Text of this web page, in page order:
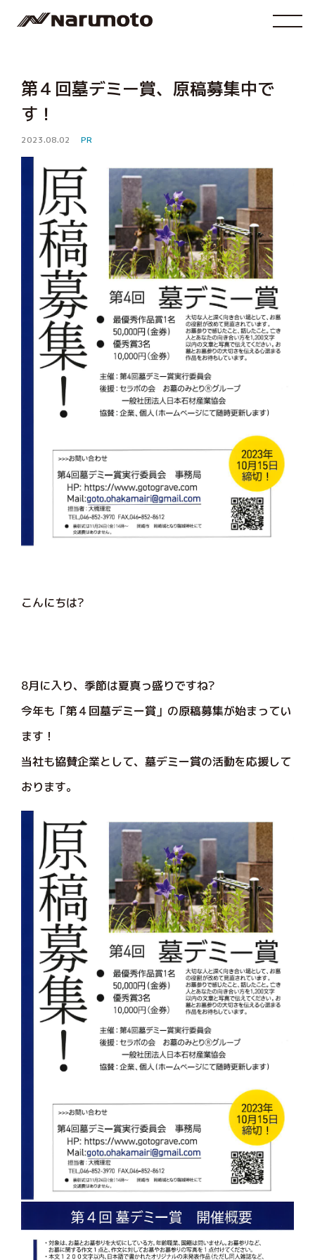
第４回墓デミー賞、原稿募集中で
す！
2023.08.02 PR
こんにちは?
8月に入り、季節は夏真っ盛りですね?
今年も「第４回墓デミー賞」の原稿募集が始まってい
ます！
当社も協賛企業として、墓デミー賞の活動を応援して
おります。